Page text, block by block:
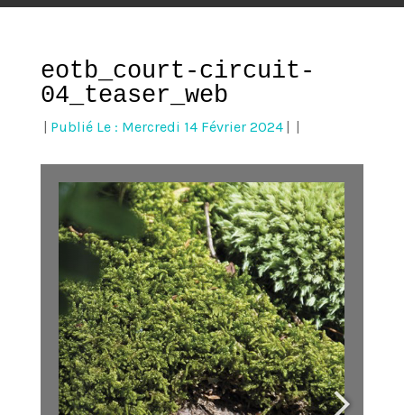
eotb_court-circuit-
04_teaser_web
Publié Le : Mercredi 14 Février 2024